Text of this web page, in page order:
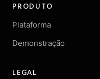
PRODUTO
Plataforma
Demonstração
LEGAL